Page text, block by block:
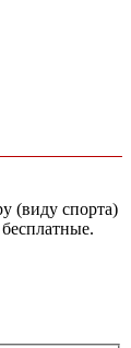
(виду спорта)